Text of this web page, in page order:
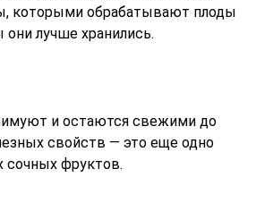
которыми обрабатывают плоды
они лучше хранились.
и остаются свежими до
свойств — это еще одно
сочных фруктов.